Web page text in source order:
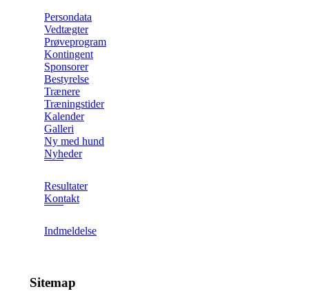
Persondata
Vedtægter
Prøveprogram
Kontingent
Sponsorer
Bestyrelse
Trænere
Træningstider
Kalender
Galleri
Ny med hund
Nyheder
Resultater
Kontakt
Indmeldelse
Sitemap